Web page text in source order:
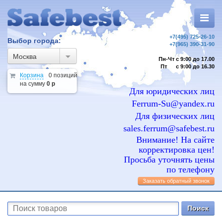
Выбор города:
Москва
Корзина
0 позиций
на сумму 0 р
+7(495) 725-26-10
+7(965) 390-31-90
Пн-Чт с 9:00 до 17.00
Пт с 9:00 до 16.30
Для юридических лиц
Ferrum-Su@yandex.ru
Для физических лиц
sales.ferrum@safebest.ru
Внимание! На сайте
корректировка цен!
Просьба уточнять цены
по телефону
Заказать обратный звонок